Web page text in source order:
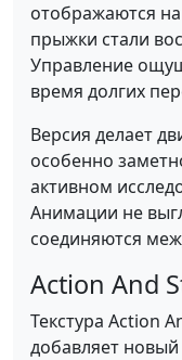
отображаются
прыжки стали
Управление
время долгих
Версия делает
особенно
активном
Анимации не
соединяются
Action And
Текстура Action
добавляет